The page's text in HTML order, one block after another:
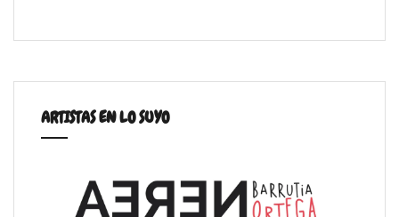
ARTISTAS EN LO SUYO